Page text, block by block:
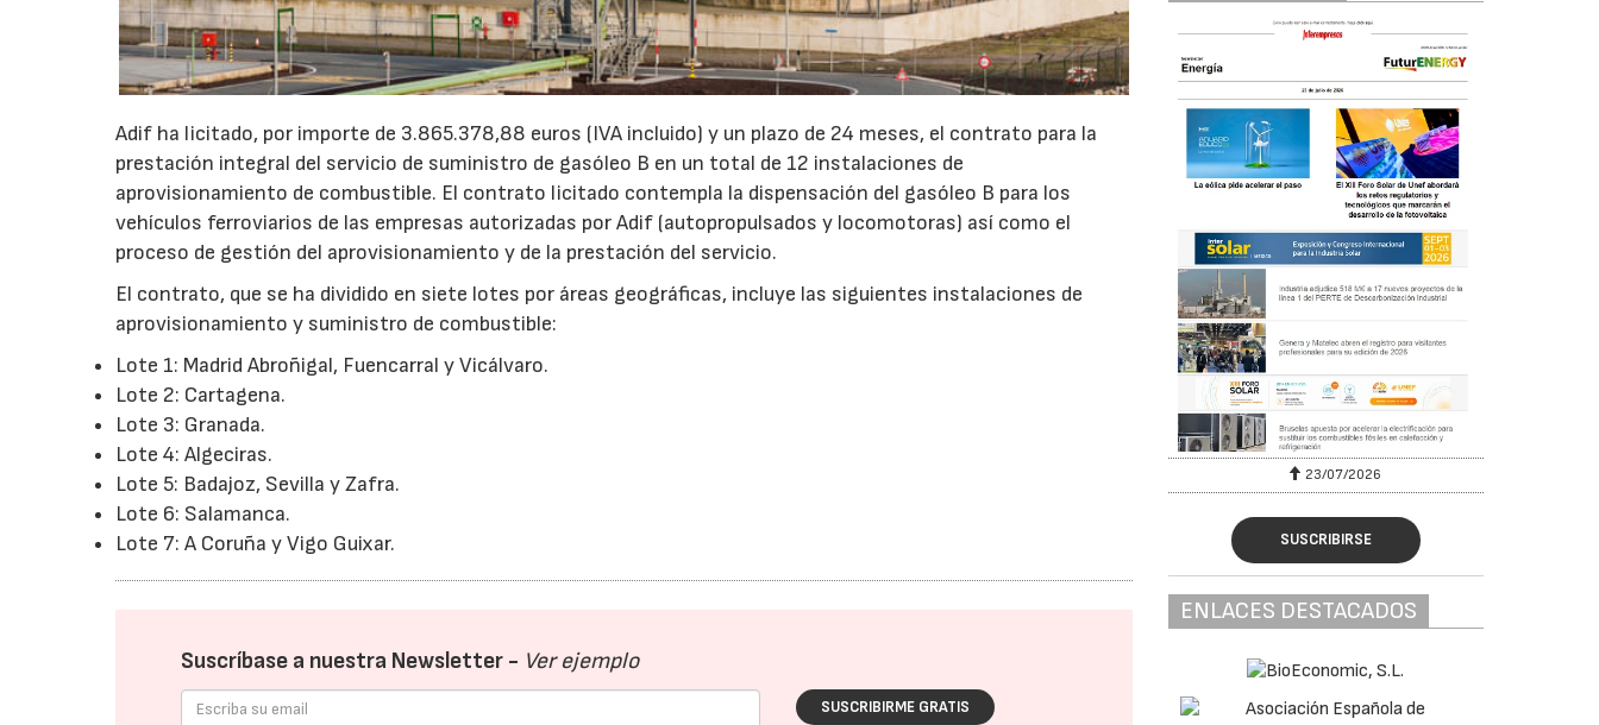
Adif ha licitado, por importe de 3.865.378,88 euros (IVA incluido) y un plazo de 24 meses, el contrato para la
prestación integral del servicio de suministro de gasóleo B en un total de 12 instalaciones de
aprovisionamiento de combustible. El contrato licitado contempla la dispensación del gasóleo B para los
vehículos ferroviarios de las empresas autorizadas por Adif (autopropulsados y locomotoras) así como el
proceso de gestión del aprovisionamiento y de la prestación del servicio.
El contrato, que se ha dividido en siete lotes por áreas geográficas, incluye las siguientes instalaciones de
aprovisionamiento y suministro de combustible:
Lote 1: Madrid Abroñigal, Fuencarral y Vicálvaro.
Lote 2: Cartagena.
Lote 3: Granada.
Lote 4: Algeciras.
Lote 5: Badajoz, Sevilla y Zafra.
Lote 6: Salamanca.
Lote 7: A Coruña y Vigo Guixar.
Suscríbase a nuestra Newsletter - Ver ejemplo
SUSCRIBIRME GRATIS
23/07/2026
SUSCRIBIRSE
ENLACES DESTACADOS